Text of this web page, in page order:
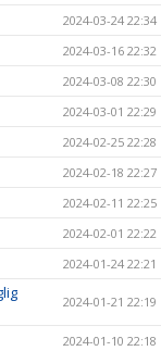
2024-03-24 22:34
2024-03-16 22:32
2024-03-08 22:30
2024-03-01 22:29
2024-02-25 22:28
2024-02-18 22:27
2024-02-11 22:25
2024-02-01 22:22
2024-01-24 22:21
2024-01-21 22:19
2024-01-10 22:18